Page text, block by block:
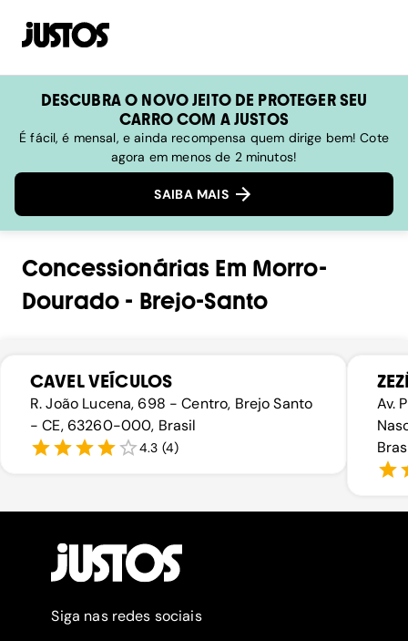
DESCUBRA O NOVO JEITO DE PROTEGER SEU
CARRO COM A JUSTOS
É fácil, é mensal, e ainda recompensa quem dirige bem! Cote
agora em menos de 2 minutos!
SAIBA MAIS
Concessionárias Em Morro-
Dourado - Brejo-Santo
CAVEL VEÍCULOS
R. João Lucena, 698 - Centro, Brejo Santo
- CE, 63260-000, Brasil
4.3 (4)
Av.
Siga nas redes sociais